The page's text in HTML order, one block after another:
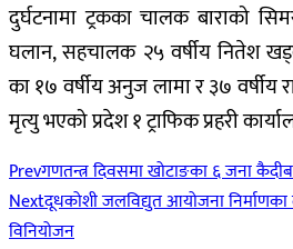
दुर्घटनामा ट्रकका चालक बाराको
घलान, सहचालक २५ वर्षीय नितेश
का १७ वर्षीय अनुज लामा र ३७
मृत्यु भएको प्रदेश १ ट्राफिक प्रहरी
Prevगणतन्त्र दिवसमा खोटाङका ६ जना
Nextदूधकोशी जलविद्युत आयोजना
विनियोजन